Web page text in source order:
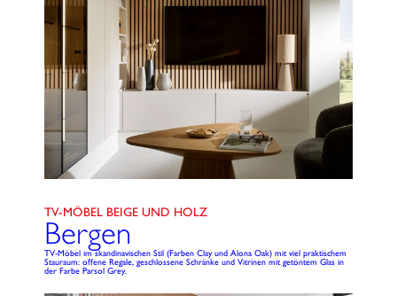
TV-MÖBEL BEIGE UND HOLZ
Bergen
TV-Möbel im skandinavischen Stil (Farben Clay und Alona Oak) mit viel praktischem
Stauraum: offene Regale, geschlossene Schränke und Vitrinen mit getöntem Glas in
der Farbe Parsol Grey.